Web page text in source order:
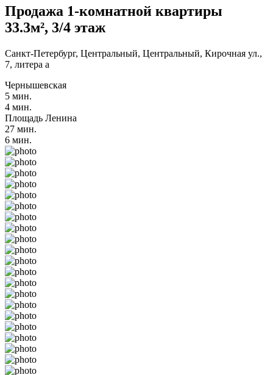
Продажа 1-комнатной квартиры
33.3м², 3/4 этаж
Санкт-Петербург, Центральный, Центральный, Кирочная ул.,
7, литера а
Чернышевская
5 мин.
4 мин.
Площадь Ленина
27 мин.
6 мин.